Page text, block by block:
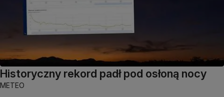
Historyczny rekord padł pod osłoną nocy
METEO